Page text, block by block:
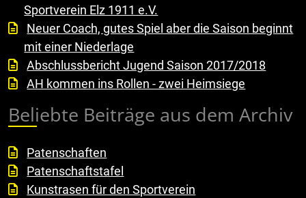
Sportverein Elz 1911 e.V.
Neuer Coach, gutes Spiel aber die Saison beginnt
mit einer Niederlage
Abschlussbericht Jugend Saison 2017/2018
AH kommen ins Rollen - zwei Heimsiege
Beliebte Beiträge aus dem Archiv
Patenschaften
Patenschaftstafel
Kunstrasen für den Sportverein